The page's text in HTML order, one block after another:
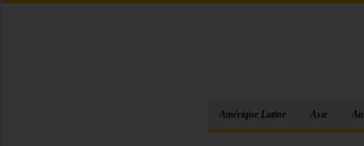
Amérique Latine Asie